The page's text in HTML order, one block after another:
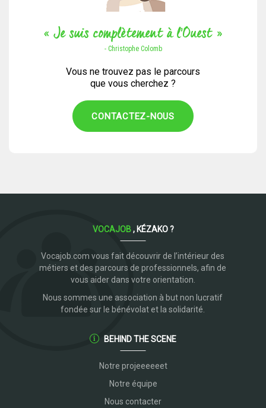
« Je suis complètement à l’Ouest »
- Christophe Colomb
Vous ne trouvez pas le parcours
que vous cherchez ?
CONTACTEZ-NOUS
VOCAJOB, KÉZAKO ?
Vocajob.com vous fait découvrir de l’intérieur des
métiers et des parcours de professionnels, afin de
vous aider dans votre orientation.
Nous sommes une association à but non lucratif
fondée sur le bénévolat et la solidarité.
BEHIND THE SCENE
Notre projeeeeeet
Notre équipe
Nous contacter